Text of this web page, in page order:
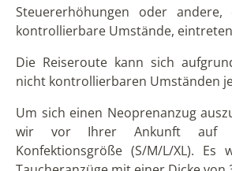
Steuererhöhungen oder
kontrollierbare Umstände,
Die Reiseroute kann sich
nicht kontrollierbaren Umständen
Um sich einen Neoprenanzug
wir vor Ihrer Ankunft auf
Konfektionsgröße (S/M/L/XL). Es